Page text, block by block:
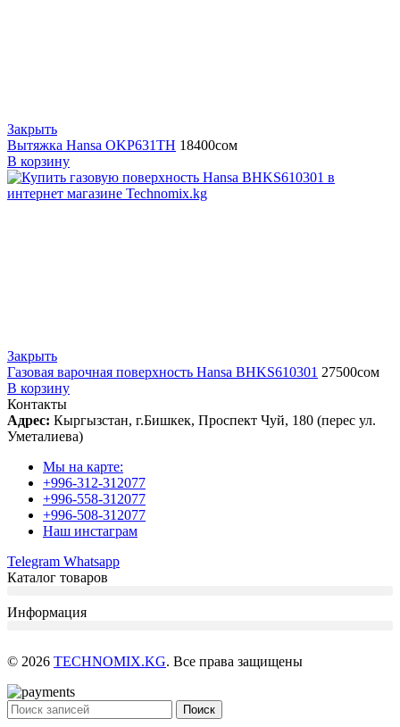
Закрыть
Вытяжка Hansa OKP631TH 18400сом
В корзину
Закрыть
Газовая варочная поверхность Hansa BHKS610301 27500сом
В корзину
Контакты
Адрес: Кыргызстан, г.Бишкек, Проспект Чуй, 180 (перес ул.
Уметалиева)
Мы на карте:
+996-312-312077
+996-558-312077
+996-508-312077
Наш инстаграм
Telegram Whatsapp
Каталог товаров
Информация
© 2026 TECHNOMIX.KG. Все права защищены
Поиск